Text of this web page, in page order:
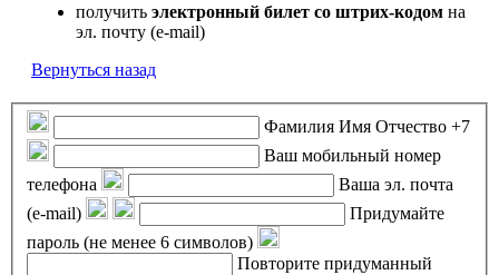
получить электронный билет со штрих-кодом на
эл. почту (e-mail)
Вернуться назад
Фамилия Имя Отчество +7
Ваш мобильный номер
телефона
Ваша эл. почта
(e-mail)
Придумайте
пароль (не менее 6 символов)
Повторите придуманный